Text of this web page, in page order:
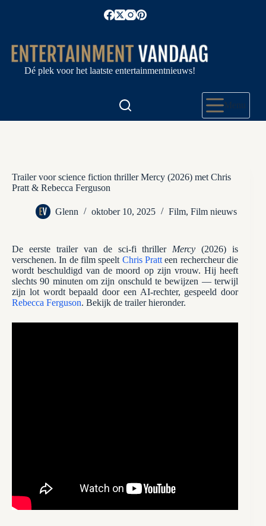
Dé plek voor het laatste entertainmentnieuws!
Menu
Trailer voor science fiction thriller Mercy (2026) met Chris
Pratt & Rebecca Ferguson
Glenn oktober 10, 2025 Film, Film nieuws
De eerste trailer van de sci-fi thriller Mercy (2026) is
verschenen. In de film speelt Chris Pratt een rechercheur die
wordt beschuldigd van de moord op zijn vrouw. Hij heeft
slechts 90 minuten om zijn onschuld te bewijzen — terwijl
zijn lot wordt bepaald door een AI-rechter, gespeeld door
Rebecca Ferguson. Bekijk de trailer hieronder.